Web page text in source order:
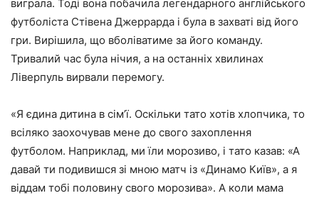
виграла. Тоді вона побачила легендарного англійського
футболіста Стівена Джеррарда і була в захваті від його
гри. Вирішила, що вболіватиме за його команду.
Тривалий час була нічия, а на останніх хвилинах
Ліверпуль вирвали перемогу.
«Я єдина дитина в сім’ї. Оскільки тато хотів хлопчика, то
всіляко заохочував мене до свого захоплення
футболом. Наприклад, ми їли морозиво, і тато казав: «А
давай ти подивишся зі мною матч із «Динамо Київ», а я
віддам тобі половину свого морозива». А коли мама